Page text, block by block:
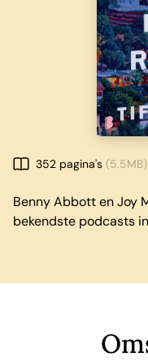
352 pagina's (5.5MB)
Benny Abbott en Joy
bekendste podcasts